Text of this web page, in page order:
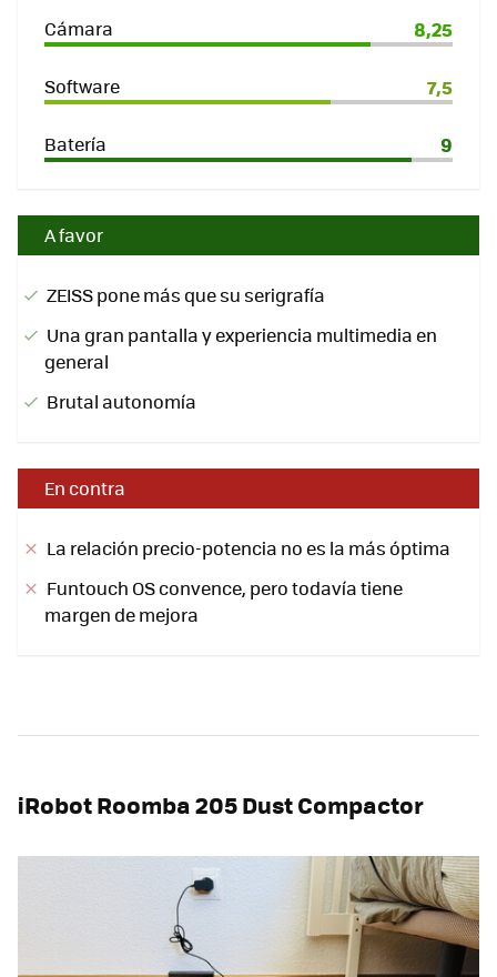
Cámara 8,25
Software 7,5
Batería 9
A favor
ZEISS pone más que su serigrafía
Una gran pantalla y experiencia multimedia en
general
Brutal autonomía
En contra
La relación precio-potencia no es la más óptima
Funtouch OS convence, pero todavía tiene
margen de mejora
iRobot Roomba 205 Dust Compactor